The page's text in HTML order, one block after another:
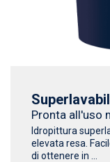
Pronta all'uso
Idropittura
elevata resa.
di ottenere in ...